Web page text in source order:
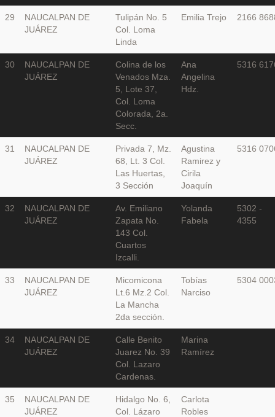
29
NAUCALPAN DE
JUÁREZ
Tulipán No. 5
Col. Loma
Linda
Emilia Trejo 2166
30
NAUCALPAN DE
JUÁREZ
Colina de los
Venados Mza.
5, Lote 37,
Col. Loma
Colorada, 2a.
Secc.
Ana
Angelina
Hdz.
5316
31
NAUCALPAN DE
JUÁREZ
Privada 7, Mz.
68, Lt. 3 Col.
Las Huertas,
3 Sección
Agustina
Ramirez y
Cirila
Joaquín
5316
32
NAUCALPAN DE
JUÁREZ
Av. Emiliano
Zapata No.
143 Col.
Cuartos
Izcalli.
Yolanda
Fabela
5302 -
4355
33
NAUCALPAN DE
JUÁREZ
Micomicona
Lt.6 Mz.2 Col.
La Mancha
2da sección.
Tobías
Narciso
5304
34
NAUCALPAN DE
JUÁREZ
Calle Benito
Juarez No. 39
Col. Lazaro
Cardenas.
Marina
Ramírez
35
NAUCALPAN DE
JUÁREZ
Hidalgo No. 6,
Col. Lázaro
Carlota
Robles